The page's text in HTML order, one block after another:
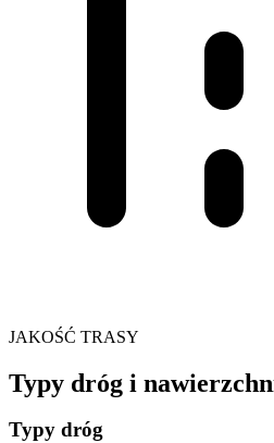
JAKOŚĆ TRASY
Typy dróg i
Typy dróg